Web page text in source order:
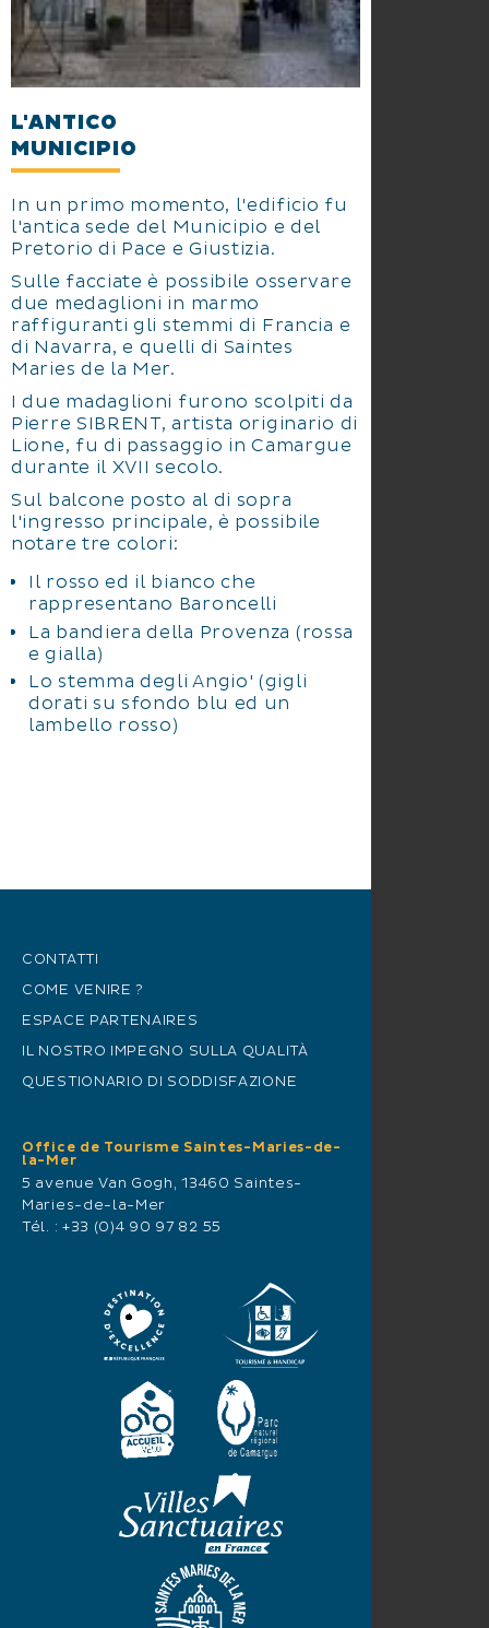
L'ANTICO
MUNICIPIO
In un primo momento, l'edificio fu
l'antica sede del Municipio e del
Pretorio di Pace e Giustizia.
Sulle facciate è possibile osservare
due medaglioni in marmo
raffiguranti gli stemmi di Francia e
di Navarra, e quelli di Saintes
Maries de la Mer.
I due madaglioni furono scolpiti da
Pierre SIBRENT, artista originario di
Lione, fu di passaggio in Camargue
durante il XVII secolo.
Sul balcone posto al di sopra
l'ingresso principale, è possibile
notare tre colori:
Il rosso ed il bianco che
rappresentano Baroncelli
La bandiera della Provenza (rossa
e gialla)
Lo stemma degli Angio' (gigli
dorati su sfondo blu ed un
lambello rosso)
CONTATTI
COME VENIRE ?
ESPACE PARTENAIRES
IL NOSTRO IMPEGNO SULLA QUALITÀ
QUESTIONARIO DI SODDISFAZIONE
Office de Tourisme Saintes-Maries-de-
la-Mer
5 avenue Van Gogh, 13460 Saintes-
Maries-de-la-Mer
Tél. : +33 (0)4 90 97 82 55